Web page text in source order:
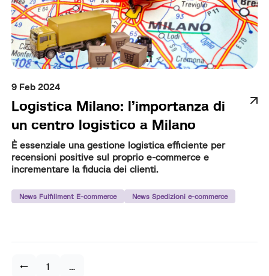
9 Feb 2024
Logistica Milano: l’importanza di
un centro logistico a Milano
È essenziale una gestione logistica efficiente per
recensioni positive sul proprio e-commerce e
incrementare la fiducia dei clienti.
News Fulfillment E-commerce News Spedizioni e-commerce
← 1 …